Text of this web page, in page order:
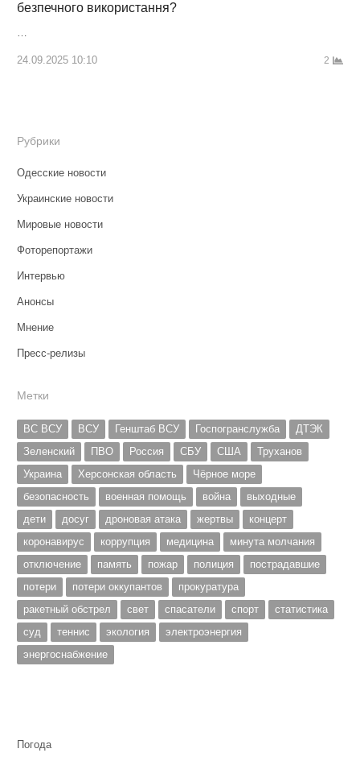
безпечного використання?
…
24.09.2025 10:10 2
Рубрики
Одесские новости
Украинские новости
Мировые новости
Фоторепортажи
Интервью
Анонсы
Мнение
Пресс-релизы
Метки
ВС ВСУ ВСУ Генштаб ВСУ Госпогранслужба
ДТЭК
Зеленский
ПВО Россия СБУ США
Труханов
Украина
Херсонская область
Чёрное море
безопасность
военная помощь война
выходные
дети
досуг дроновая атака жертвы
концерт
коронавирус
коррупция медицина
минута молчания
отключение
память пожар полиция
пострадавшие
потери
потери оккупантов
прокуратура
ракетный обстрел
свет спасатели спорт
статистика
суд
теннис экология
электроэнергия
энергоснабжение
Погода